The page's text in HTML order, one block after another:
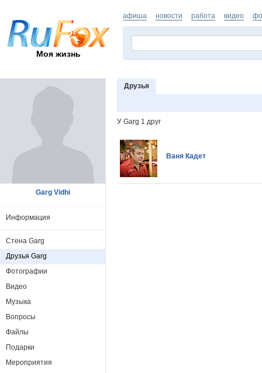
Моя жизнь
афиша новости работа видео
Друзья
У Garg 1 друг
Ваня Кадет
Garg Vidhi
Информация
Стена Garg
Друзья Garg
Фотографии
Видео
Музыка
Вопросы
Файлы
Подарки
Мероприятия